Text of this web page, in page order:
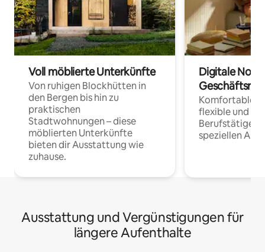
Voll möblierte Unterkünfte
Von ruhigen Blockhütten in
den Bergen bis hin zu
praktischen
Stadtwohnungen – diese
möblierten Unterkünfte
bieten dir Ausstattung wie
zuhause.
Digitale
Komfortable
flexible und
Berufstätige
speziellen
Ausstattung und Vergünstigungen für
längere Aufenthalte